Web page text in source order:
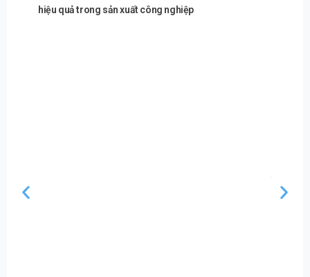
hiệu quả trong sản xuất công nghiệp